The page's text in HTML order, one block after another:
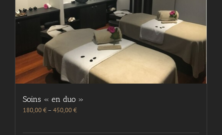
Soins « en duo »
180,00€– 450,00€